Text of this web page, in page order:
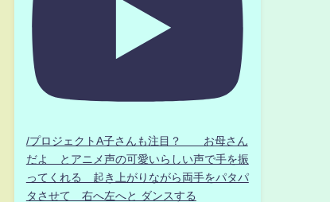
/プロジェクトA子さんも注目？ お母さん
だよ とアニメ声の可愛いらしい声で手を振
ってくれる 起き上がりながら両手をパタパ
タさせて 右へ左へと ダンスする